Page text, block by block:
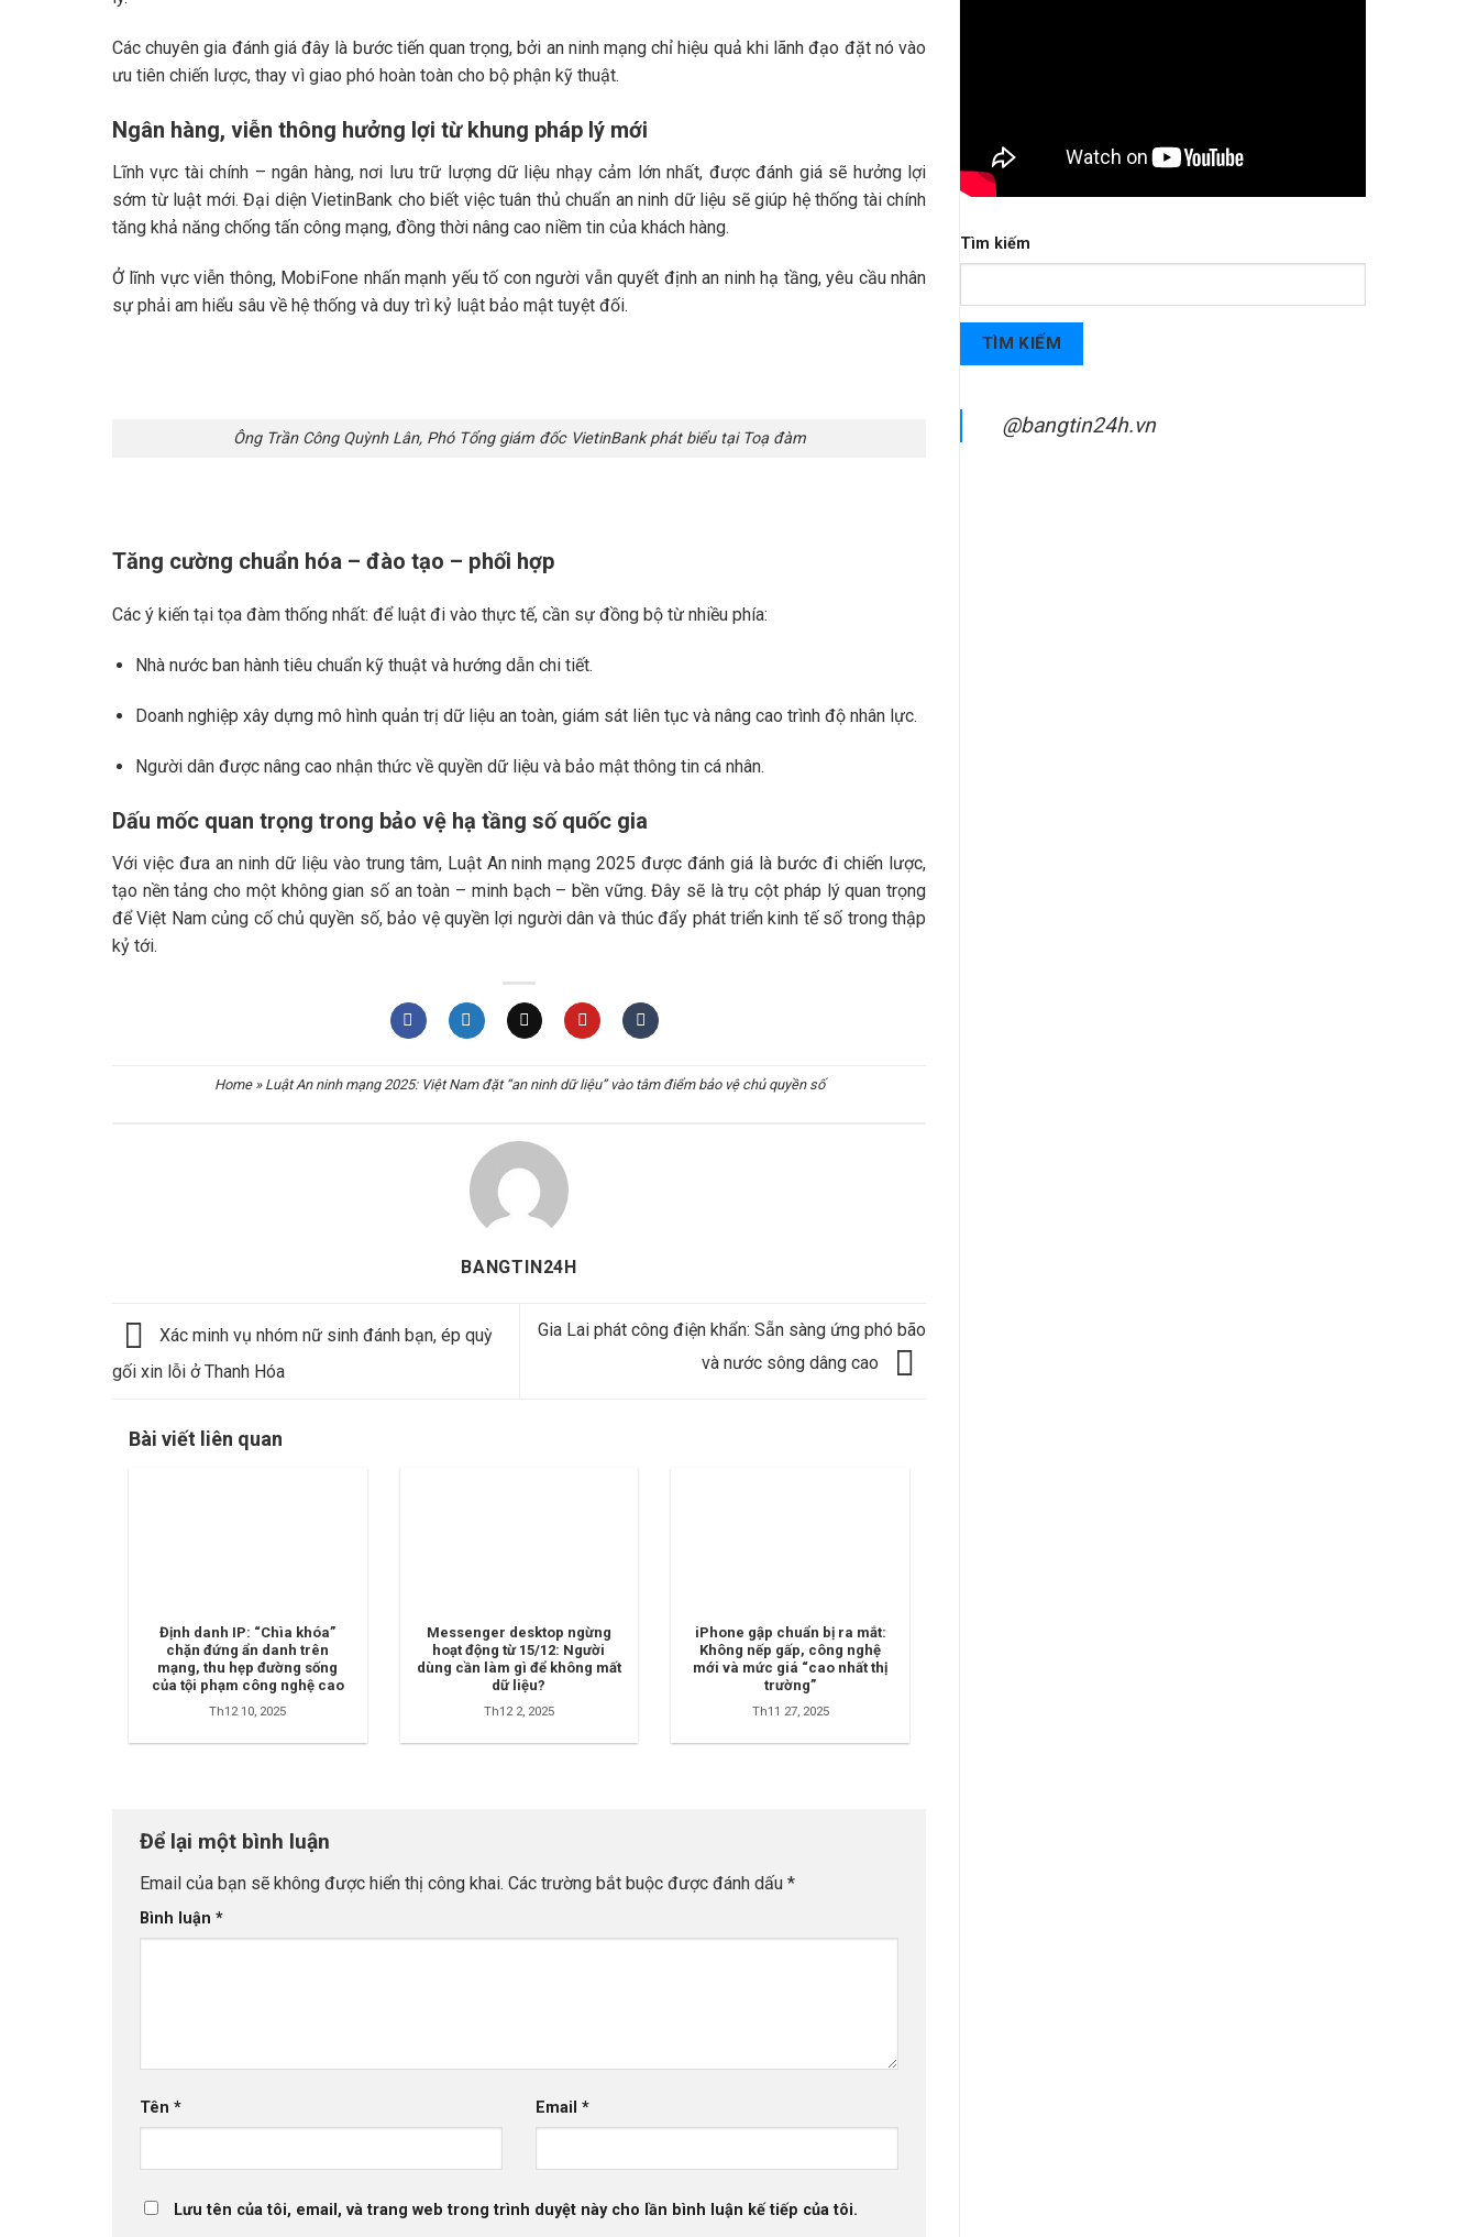
Các chuyên gia đánh giá đây là bước tiến quan trọng, bởi an ninh mạng chỉ hiệu quả khi lãnh đạo đặt nó vào
ưu tiên chiến lược, thay vì giao phó hoàn toàn cho bộ phận kỹ thuật.
Ngân hàng, viễn thông hưởng lợi từ khung pháp lý mới
Lĩnh vực tài chính – ngân hàng, nơi lưu trữ lượng dữ liệu nhạy cảm lớn nhất, được đánh giá sẽ hưởng lợi
sớm từ luật mới. Đại diện VietinBank cho biết việc tuân thủ chuẩn an ninh dữ liệu sẽ giúp hệ thống tài chính
tăng khả năng chống tấn công mạng, đồng thời nâng cao niềm tin của khách hàng.
Ở lĩnh vực viễn thông, MobiFone nhấn mạnh yếu tố con người vẫn quyết định an ninh hạ tầng, yêu cầu nhân
sự phải am hiểu sâu về hệ thống và duy trì kỷ luật bảo mật tuyệt đối.
Ông Trần Công Quỳnh Lân, Phó Tổng giám đốc VietinBank phát biểu tại Toạ đàm
Tăng cường chuẩn hóa – đào tạo – phối hợp
Các ý kiến tại tọa đàm thống nhất: để luật đi vào thực tế, cần sự đồng bộ từ nhiều phía:
Nhà nước ban hành tiêu chuẩn kỹ thuật và hướng dẫn chi tiết.
Doanh nghiệp xây dựng mô hình quản trị dữ liệu an toàn, giám sát liên tục và nâng cao trình độ nhân lực.
Người dân được nâng cao nhận thức về quyền dữ liệu và bảo mật thông tin cá nhân.
Dấu mốc quan trọng trong bảo vệ hạ tầng số quốc gia
Với việc đưa an ninh dữ liệu vào trung tâm, Luật An ninh mạng 2025 được đánh giá là bước đi chiến lược,
tạo nền tảng cho một không gian số an toàn – minh bạch – bền vững. Đây sẽ là trụ cột pháp lý quan trọng
để Việt Nam củng cố chủ quyền số, bảo vệ quyền lợi người dân và thúc đẩy phát triển kinh tế số trong thập
kỷ tới.
Home» Luật An ninh mạng 2025: Việt Nam đặt “an ninh dữ liệu” vào tâm điểm bảo vệ chủ quyền số
BANGTIN24H
Xác minh vụ nhóm nữ sinh đánh bạn, ép quỳ
gối xin lỗi ở Thanh Hóa
Gia Lai phát công điện khẩn: Sẵn sàng ứng phó bão
và nước sông dâng cao
Bài viết liên quan
Định danh IP: “Chìa khóa”
chặn đứng ẩn danh trên
mạng, thu hẹp đường sống
của tội phạm công nghệ cao
Th12 10, 2025
Messenger desktop ngừng
hoạt động từ 15/12: Người
dùng cần làm gì để không mất
dữ liệu?
Th12 2, 2025
iPhone gập chuẩn bị ra mắt:
Không nếp gấp, công nghệ
mới và mức giá “cao nhất thị
trường”
Th11 27, 2025
Để lại một bình luận
Email của bạn sẽ không được hiển thị công khai. Các trường bắt buộc được đánh dấu *
Bình luận *
Tên * Email *
Lưu tên của tôi, email, và trang web trong trình duyệt này cho lần bình luận kế tiếp của tôi.
Tìm kiếm
TÌM KIẾM
@bangtin24h.vn